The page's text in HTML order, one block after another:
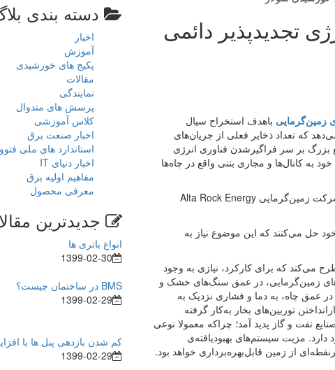
دسته بندی
اخبار
آموزش
پکیج های خورشیدی
مقالات
نمایندگی
پرسش های متدوال
کلاس آموزشی
اخبار صنعت برق
استاندارد های ملی
اخبار دنیای IT
مفاهیم اولیه برق
معرفی محصول
جدیدترین
انواع باتری ها
1399-02-30
BMS در ساختمان چیست؟
1399-02-29
کم شدن بازدهی پنل ها با
1399-02-29
تجدیدپذیر دائمی
زمین‌‌گرمایی باهدف استخراج سیال
که تعداد ذخایر فعلی از جریان‌‌های
بزرگ بر سر فراگیرشدن فناوری انرژی
به کانال‌‌ها و مجاری بتنی واقع در چاه‌‌ها
سوزان پتی، مدیر مؤسسه‌‌ی تحقیقاتی Hot Rock Energy و از بنیان‌‌گذاران شرکت زمین‌‌گرمایی Alta Rock Energy
حل می‌‌کنند که این موضوع نیاز به
می‌‌کند که برای کارکرد، نیازی به وجود
زمین‌‌گرمایی، در عمق سنگ‌‌های خشک و
چاه، به دما و فشاری نزدیک به
توربین‌‌های بخار به‌‌کار گرفته
نفت و گاز پدید آمد؛ چراکه معمولا نوعی
مزیت سیستم‌های بهبودیافته‌ی
از زمین قابل‌بهره‌برداری خواهد بود.